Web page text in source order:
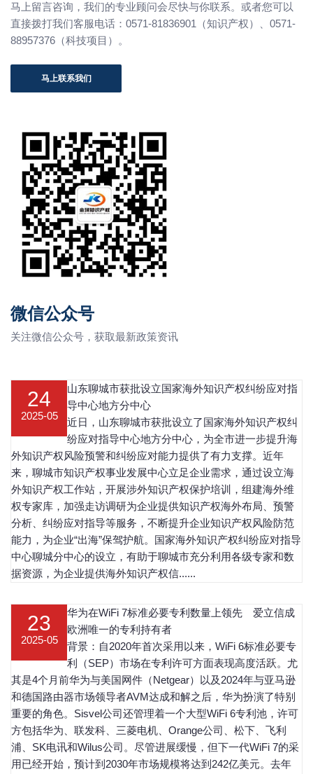
马上留言咨询，我们的专业顾问会尽快与你联系。或者您可以
直接拨打我们客服电话：0571-81836901（知识产权）、0571-
88957376（科技项目）。
马上联系我们
微信公众号
关注微信公众号，获取最新政策资讯
24
2025-05
山东聊城市获批设立国家海外知识产权纠纷应对指
导中心地方分中心
近日，山东聊城市获批设立了国家海外知识产权纠
纷应对指导中心地方分中心，为全市进一步提升海
外知识产权风险预警和纠纷应对能力提供了有力支撑。近年
来，聊城市知识产权事业发展中心立足企业需求，通过设立海
外知识产权工作站，开展涉外知识产权保护培训，组建海外维
权专家库，加强走访调研为企业提供知识产权海外布局、预警
分析、纠纷应对指导等服务，不断提升企业知识产权风险防范
能力，为企业“出海”保驾护航。国家海外知识产权纠纷应对指导
中心聊城分中心的设立，有助于聊城市充分利用各级专家和数
据资源，为企业提供海外知识产权信......
23
2025-05
华为在WiFi 7标准必要专利数量上领先 爱立信成
欧洲唯一的专利持有者
‌背景‌：自2020年首次采用以来，WiFi 6标准必要专
利（SEP）市场在专利许可方面表现高度活跃。尤
其是4个月前华为与美国网件（Netgear）以及2024年与亚马逊
和德国路由器市场领导者AVM达成和解之后，华为扮演了特别
重要的角色。Sisvel公司还管理着一个大型WiFi 6专利池，许可
方包括华为、联发科、三菱电机、Orange公司、松下、飞利
浦、SK电讯和Wilus公司。尽管进展缓慢，但下一代WiFi 7的采
用已经开始，预计到2030年市场规模将达到242亿美元。去年